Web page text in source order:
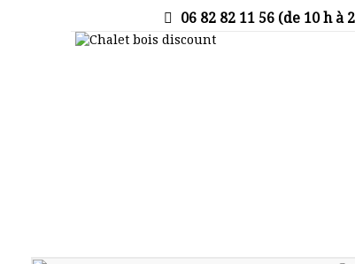
06 82 82 11 56 (de 10 h à